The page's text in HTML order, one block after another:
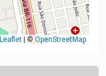
Leaflet © OpenStreetMap